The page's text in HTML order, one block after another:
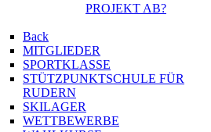
PROJEKT AB?
Back
MITGLIEDER
SPORTKLASSE
STÜTZPUNKTSCHULE FÜR
RUDERN
SKILAGER
WETTBEWERBE